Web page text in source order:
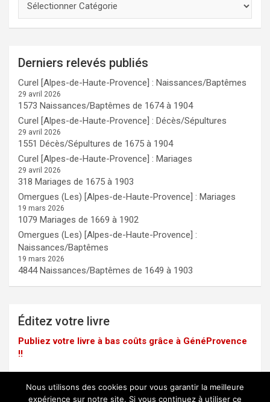
Derniers relevés publiés
Curel [Alpes-de-Haute-Provence] : Naissances/Baptêmes
29 avril 2026
1573 Naissances/Baptêmes de 1674 à 1904
Curel [Alpes-de-Haute-Provence] : Décès/Sépultures
29 avril 2026
1551 Décès/Sépultures de 1675 à 1904
Curel [Alpes-de-Haute-Provence] : Mariages
29 avril 2026
318 Mariages de 1675 à 1903
Omergues (Les) [Alpes-de-Haute-Provence] : Mariages
19 mars 2026
1079 Mariages de 1669 à 1902
Omergues (Les) [Alpes-de-Haute-Provence] :
Naissances/Baptêmes
19 mars 2026
4844 Naissances/Baptêmes de 1649 à 1903
Éditez votre livre
Publiez votre livre à bas coûts grâce à GénéProvence
!!
Nous utilisons des cookies pour vous garantir la meilleure
expérience sur notre site. Si vous continuez à utiliser ce